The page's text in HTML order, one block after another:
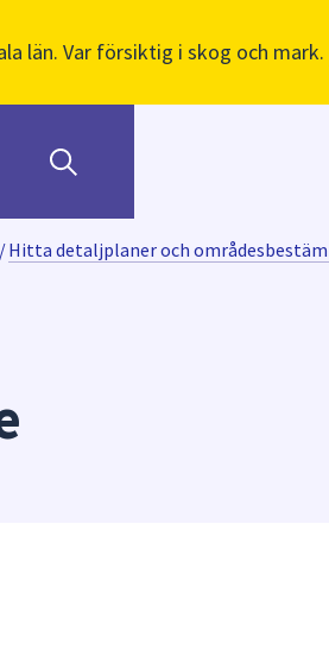
län. Var försiktig i skog och mark.
/Hitta detaljplaner och